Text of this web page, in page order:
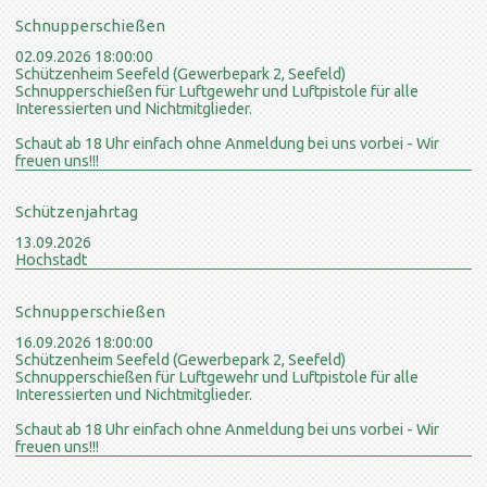
Schnupperschießen
02.09.2026 18:00:00
Schützenheim Seefeld (Gewerbepark 2, Seefeld)
Schnupperschießen für Luftgewehr und Luftpistole für alle
Interessierten und Nichtmitglieder.
Schaut ab 18 Uhr einfach ohne Anmeldung bei uns vorbei - Wir
freuen uns!!!
Schützenjahrtag
13.09.2026
Hochstadt
Schnupperschießen
16.09.2026 18:00:00
Schützenheim Seefeld (Gewerbepark 2, Seefeld)
Schnupperschießen für Luftgewehr und Luftpistole für alle
Interessierten und Nichtmitglieder.
Schaut ab 18 Uhr einfach ohne Anmeldung bei uns vorbei - Wir
freuen uns!!!